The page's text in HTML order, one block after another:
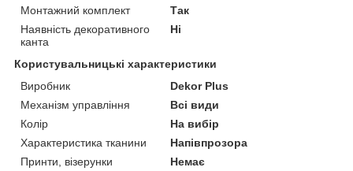
Монтажний комплект
Так
Наявність декоративного
канта
Ні
Користувальницькі характеристики
Виробник
Dekor Plus
Механізм управління
Всі види
Колір
На вибір
Характеристика тканини
Напівпрозора
Принти, візерунки
Немає